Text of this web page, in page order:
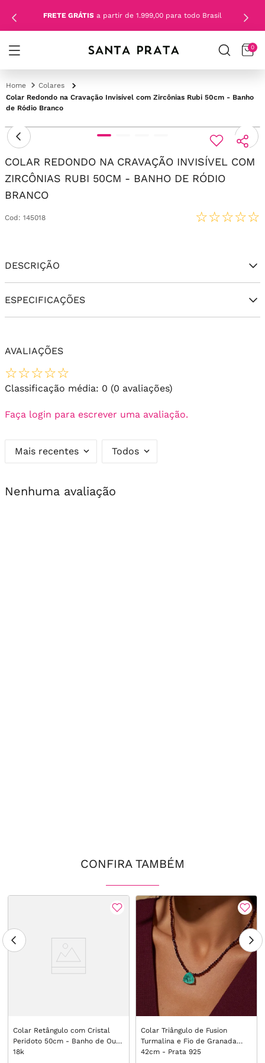
FRETE GRÁTIS a partir de 1.999,00 para todo Brasil
0
Colares
Colar Redondo na Cravação Invisível com Zircônias Rubi 50cm - Banho
de Ródio Branco
COLAR REDONDO NA CRAVAÇÃO INVISÍVEL COM
ZIRCÔNIAS RUBI 50CM - BANHO DE RÓDIO
BRANCO
Cod : 145018 ☆☆☆☆☆
DESCRIÇÃO
ESPECIFICAÇÕES
AVALIAÇÕES
☆☆☆☆☆
Classificação média: 0 (0 avaliações)
Faça login para escrever uma avaliação.
Mais recentes Todos
Nenhuma avaliação
CONFIRA TAMBÉM
Colar Retângulo com Cristal
Peridoto 50cm - Banho de Ouro
18k
Colar Triângulo de Fusion
Turmalina e Fio de Granada
42cm - Prata 925